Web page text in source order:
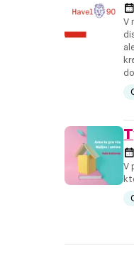
V
V